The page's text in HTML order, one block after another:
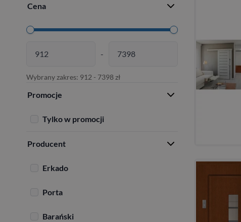
Cena
-
Wybrany zakres: 912 - 7398 zł
Promocje
Tylko w promocji
Producent
Erkado
Porta
Barański